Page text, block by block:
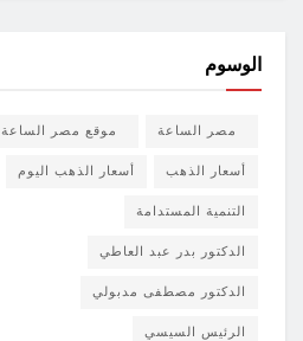
الوسوم
مصر الساعة موقع مصر الساعة
أسعار الذهب أسعار الذهب اليوم
التنمية المستدامة
الدكتور بدر عبد العاطي
الدكتور مصطفى مدبولي
الرئيس السيسي